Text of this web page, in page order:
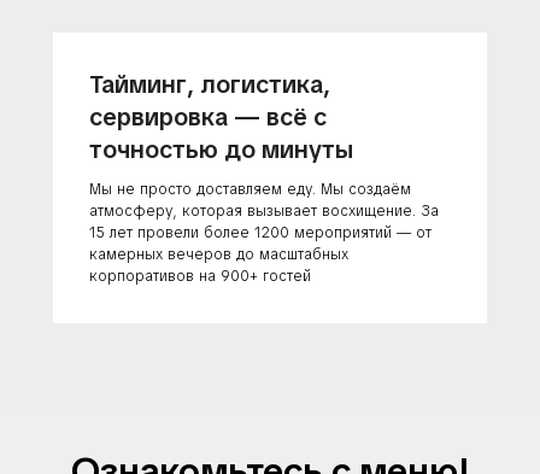
Тайминг, логистика,
сервировка — всё с
точностью до минуты
Мы не просто доставляем еду. Мы создаём
атмосферу, которая вызывает восхищение. За
15 лет провели более 1200 мероприятий — от
камерных вечеров до масштабных
корпоративов на 900+ гостей